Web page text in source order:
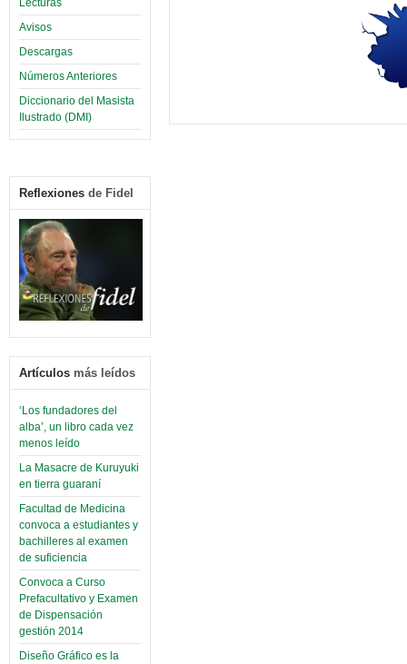
Avisos
Descargas
Números Anteriores
Diccionario del Masista
Ilustrado (DMI)
Reflexiones de Fidel
Artículos más leídos
‘Los fundadores del
alba’, un libro cada vez
menos leído
La Masacre de Kuruyuki
en tierra guaraní
Facultad de Medicina
convoca a estudiantes y
bachilleres al examen
de suficiencia
Convoca a Curso
Prefacultativo y Examen
de Dispensación
gestión 2014
Diseño Gráfico es la